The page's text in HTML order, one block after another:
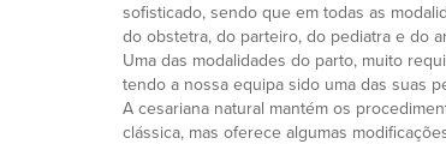
sofisticado, sendo que em todas as
do obstetra, do parteiro, do pediatra e do
Uma das modalidades do parto, muito
tendo a nossa equipa sido uma das suas
A cesariana natural mantém os
clássica, mas oferece algumas